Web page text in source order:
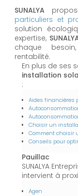
SUNALYA
particuliers et
solution
expertise,
chaque
rentabilité.
En plus de ses
installation
:
Aides financières
Choisir un
Comment choisir
Conseils pour
Pauillac
SUNALYA
intervient à
Agen